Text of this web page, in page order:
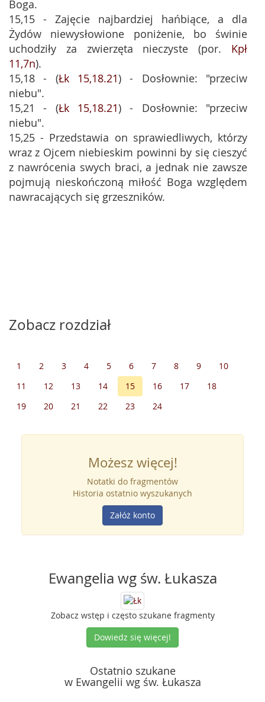
Boga.
15,15 - Zajęcie najbardziej hańbiące, a dla
Żydów niewysłowione poniżenie, bo świnie
uchodziły za zwierzęta nieczyste (por. Kpł
11,7n).
15,18 - (Łk 15,18.21) - Dosłownie: "przeciw
niebu".
15,21 - (Łk 15,18.21) - Dosłownie: "przeciw
niebu".
15,25 - Przedstawia on sprawiedliwych, którzy
wraz z Ojcem niebieskim powinni by się cieszyć
z nawrócenia swych braci, a jednak nie zawsze
pojmują nieskończoną miłość Boga względem
nawracających się grzeszników.
Zobacz rozdział
1 2 3 4 5 6 7 8 9
10
11
12 13 14 15 16 17
18
19
20 21 22 23 24
Możesz więcej!
Notatki do fragmentów
Historia ostatnio wyszukanych
Załóż konto
Ewangelia wg św. Łukasza
Zobacz wstęp i często szukane fragmenty
Dowiedz się więcej!
Ostatnio szukane
w Ewangelii wg św. Łukasza